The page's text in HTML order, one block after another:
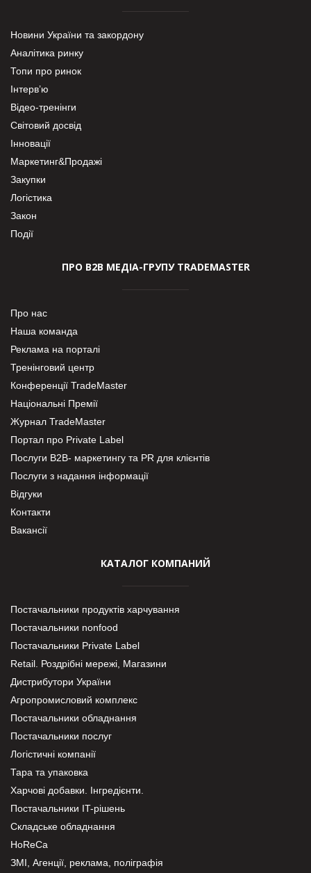
Новини України та закордону
Аналітика ринку
Топи про ринок
Інтерв’ю
Відео-тренінги
Світовий досвід
Інновації
Маркетинг&Продажі
Закупки
Логістика
Закон
Події
ПРО В2В МЕДІА-ГРУПУ TRADEMASTER
Про нас
Наша команда
Реклама на порталі
Тренінговий центр
Конференції TradeMaster
Національні Премії
Журнал TradeMaster
Портал про Private Label
Послуги В2В- маркетингу та PR для клієнтів
Послуги з надання інформації
Відгуки
Контакти
Вакансії
КАТАЛОГ КОМПАНИЙ
Постачальники продуктів харчування
Постачальники nonfood
Постачальники Private Label
Retail. Роздрібні мережі, Магазини
Дистрибутори України
Агропромисловий комплекс
Постачальники обладнання
Постачальники послуг
Логістичні компанії
Тара та упаковка
Харчові добавки. Інгредієнти.
Постачальники IT-рішень
Складське обладнання
HoReCa
ЗМІ, Агенції, реклама, поліграфія